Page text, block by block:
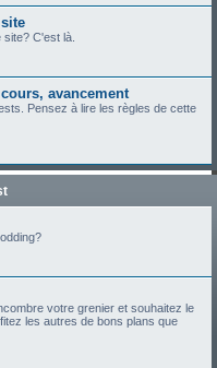
C'est là.
avancement
Pensez à lire les règles de cette
votre grenier et souhaitez le
les autres de bons plans que